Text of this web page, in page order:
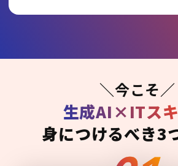
＼今こそ／
生成AI×ITス
身につけるべき3